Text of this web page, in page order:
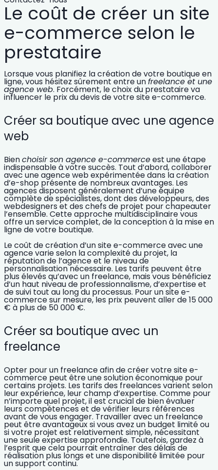
Le coût de créer un site
e-commerce selon le
prestataire
Lorsque vous planifiez la création de votre boutique en
ligne, vous hésitez sûrement entre unfreelance et une
agence web. Forcément, lechoix du prestataireva
influencer le prix du devis de votre site e-commerce.
Créer sa boutique avec une agence
web
Bienchoisir son agence e-commerceest une étape
indispensable à votre succès. Tout d’abord, collaborer
avec uneagence web expérimentée dans la création
d’e-shop présente de nombreux avantages. Les
agences disposent généralement d’une équipe
complète de spécialistes, dont des développeurs, des
webdesigners et des chefs de projet pour chapeauter
l’ensemble. Cetteapproche multidisciplinairevous
offre un service complet, de la conception à la mise en
ligne de votre boutique.
Le coût de création d’un site e-commerce avec une
agence varie selon la complexité du projet, la
réputation de l’agence et le niveau de
personnalisation nécessaire. Les tarifs peuvent être
plus élevés qu’avec un freelance, mais vous bénéficiez
d’un haut niveau de professionnalisme, d’expertise et
de suivi tout au long du processus. Pour un site e-
commerce sur mesure, les prix peuvent aller de 15 000
€ à plus de 50 000 €.
Créer sa boutique avec un
freelance
Opter pour un freelance afin de créer votre site e-
commerce peut être unesolution économique pour
certains projets. Les tarifs des freelances varient selon
leur expérience, leur champ d’expertise. Comme pour
n’importe quel projet, il est crucial de bien évaluer
leurs compétences et de vérifier leurs références
avant de vous engager. Travailler avec un freelance
peut être avantageux si vous avez un budget limité ou
si votre projet est relativement simple, nécessitant
une seule expertise approfondie. Toutefois, gardez à
l’esprit que cela pourrait entraîner des délais de
réalisation plus longs et une disponibilité limitée pour
un support continu.